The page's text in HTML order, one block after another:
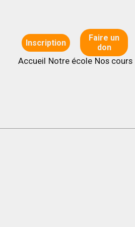
Inscription
Faire un
don
Accueil
Notre école Nos cours